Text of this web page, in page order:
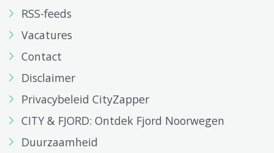
RSS-feeds
Vacatures
Contact
Disclaimer
Privacybeleid CityZapper
CITY & FJORD: Ontdek Fjord Noorwegen
Duurzaamheid